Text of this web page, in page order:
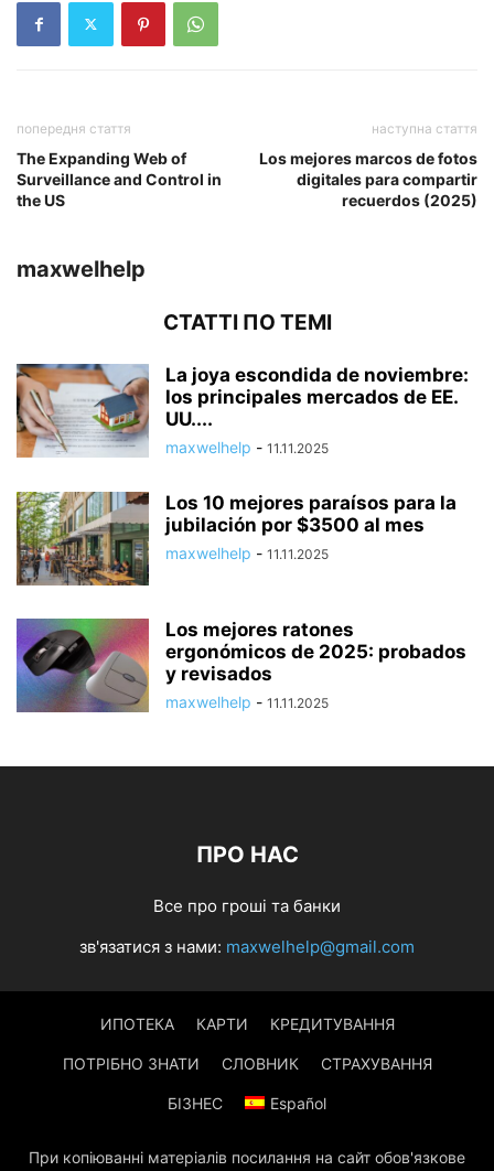
попередня стаття
The Expanding Web of
Surveillance and Control in
the US
наступна стаття
Los mejores marcos de fotos
digitales para compartir
recuerdos (2025)
maxwelhelp
СТАТТІ ПО ТЕМІ
La joya escondida de noviembre:
los principales mercados de EE.
UU....
maxwelhelp - 11.11.2025
Los 10 mejores paraísos para la
jubilación por $3500 al mes
maxwelhelp - 11.11.2025
Los mejores ratones
ergonómicos de 2025: probados
y revisados
maxwelhelp - 11.11.2025
ПРО НАС
Все про гроші та банки
зв'язатися з нами: maxwelhelp@gmail.com
ИПОТЕКА КАРТИ КРЕДИТУВАННЯ
ПОТРІБНО ЗНАТИ СЛОВНИК СТРАХУВАННЯ
БІЗНЕС Español
При копіюванні матеріалів посилання на сайт обов'язкове